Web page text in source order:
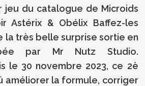
jeu du catalogue de Microids
Astérix & Obélix Baffez-les
la très belle surprise sortie en
par Mr Nutz Studio.
le 30 novembre 2023, ce 2è
améliorer la formule, corriger